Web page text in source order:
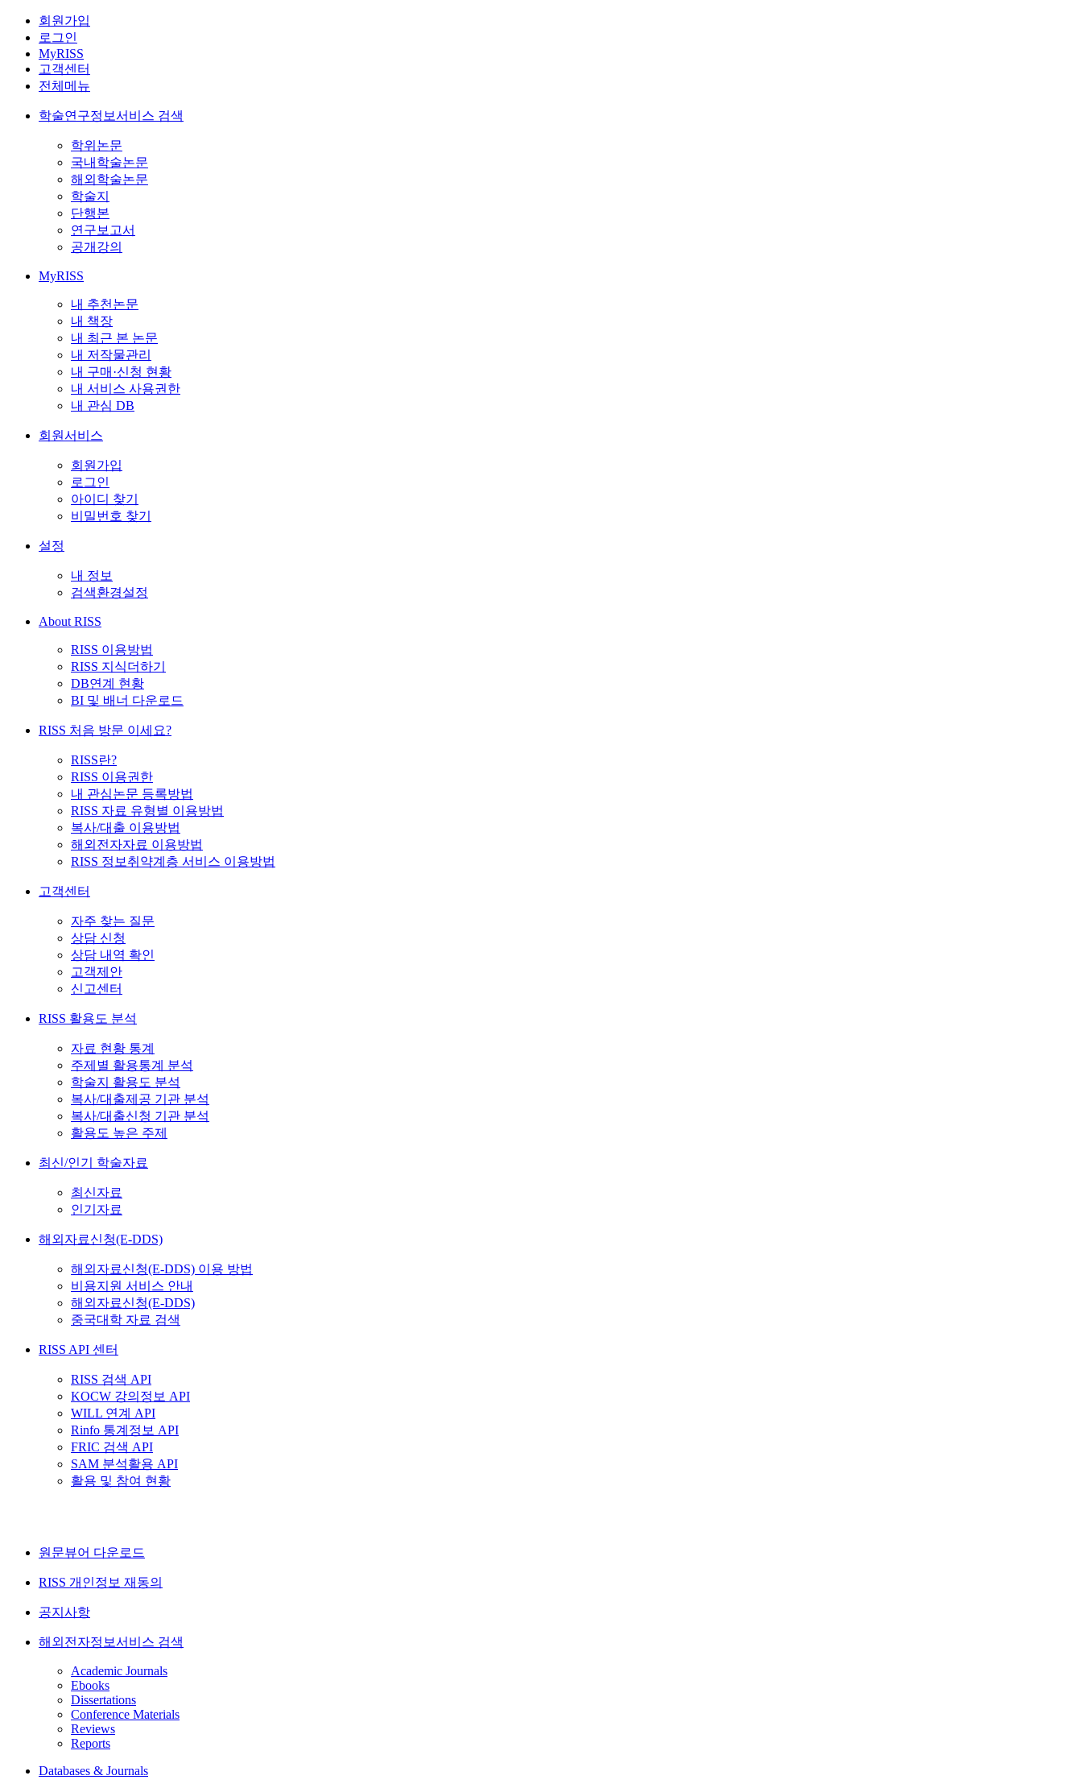
회원가입
로그인
MyRISS
고객센터
전체메뉴
학술연구정보서비스 검색
학위논문
국내학술논문
해외학술논문
학술지
단행본
연구보고서
공개강의
MyRISS
내 추천논문
내 책장
내 최근 본 논문
내 저작물관리
내 구매·신청 현황
내 서비스 사용권한
내 관심 DB
회원서비스
회원가입
로그인
아이디 찾기
비밀번호 찾기
설정
내 정보
검색환경설정
About RISS
RISS 이용방법
RISS 지식더하기
DB연계 현황
BI 및 배너 다운로드
RISS 처음 방문 이세요?
RISS란?
RISS 이용권한
내 관심논문 등록방법
RISS 자료 유형별 이용방법
복사/대출 이용방법
해외전자자료 이용방법
RISS 정보취약계층 서비스 이용방법
고객센터
자주 찾는 질문
상담 신청
상담 내역 확인
고객제안
신고센터
RISS 활용도 분석
자료 현황 통계
주제별 활용통계 분석
학술지 활용도 분석
복사/대출제공 기관 분석
복사/대출신청 기관 분석
활용도 높은 주제
최신/인기 학술자료
최신자료
인기자료
해외자료신청(E-DDS)
해외자료신청(E-DDS) 이용 방법
비용지원 서비스 안내
해외자료신청(E-DDS)
중국대학 자료 검색
RISS API 센터
RISS 검색 API
KOCW 강의정보 API
WILL 연계 API
Rinfo 통계정보 API
FRIC 검색 API
SAM 분석활용 API
활용 및 참여 현황
원문뷰어 다운로드
RISS 개인정보 재동의
공지사항
해외전자정보서비스 검색
Academic Journals
Ebooks
Dissertations
Conference Materials
Reviews
Reports
Databases & Journals